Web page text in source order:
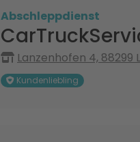
Abschleppdienst
Lanzenhofen 4, 88299
Kundenliebling